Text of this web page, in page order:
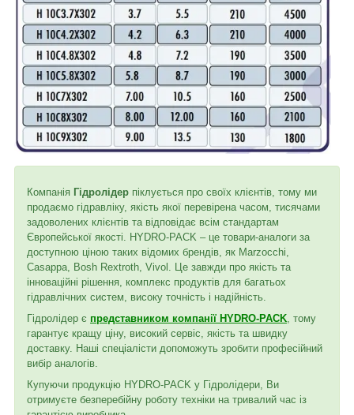
Компанія Гідролідер піклується про своїх клієнтів, тому ми
продаємо гідравліку, якість якої перевірена часом, тисячами
задоволених клієнтів та відповідає всім стандартам
Європейської якості. HYDRO-PACK – це товари-аналоги за
доступною ціною таких відомих брендів, як Marzocchi,
Casappa, Bosh Rextroth, Vivol. Це завжди про якість та
інноваційні рішення, комплекс продуктів для багатьох
гідравлічних систем, високу точність і надійність.
Гідролідер є представником компанії HYDRO-PACK , тому
гарантує кращу ціну, високий сервіс, якість та швидку
доставку. Наші спеціалісти допоможуть зробити професійний
вибір аналогів.
Купуючи продукцію HYDRO-PACK у Гідролідери, Ви
отримуєте безперебійну роботу техніки на тривалий час із